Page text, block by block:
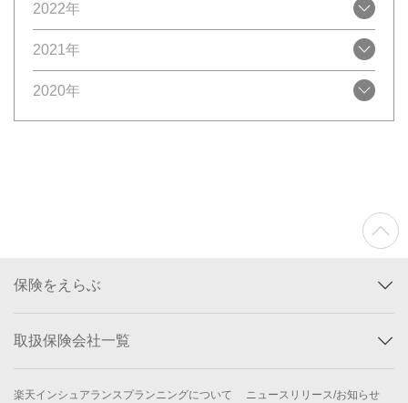
2022年
2021年
2020年
保険をえらぶ
取扱保険会社一覧
楽天インシュアランスプランニングについて
ニュースリリース/お知らせ